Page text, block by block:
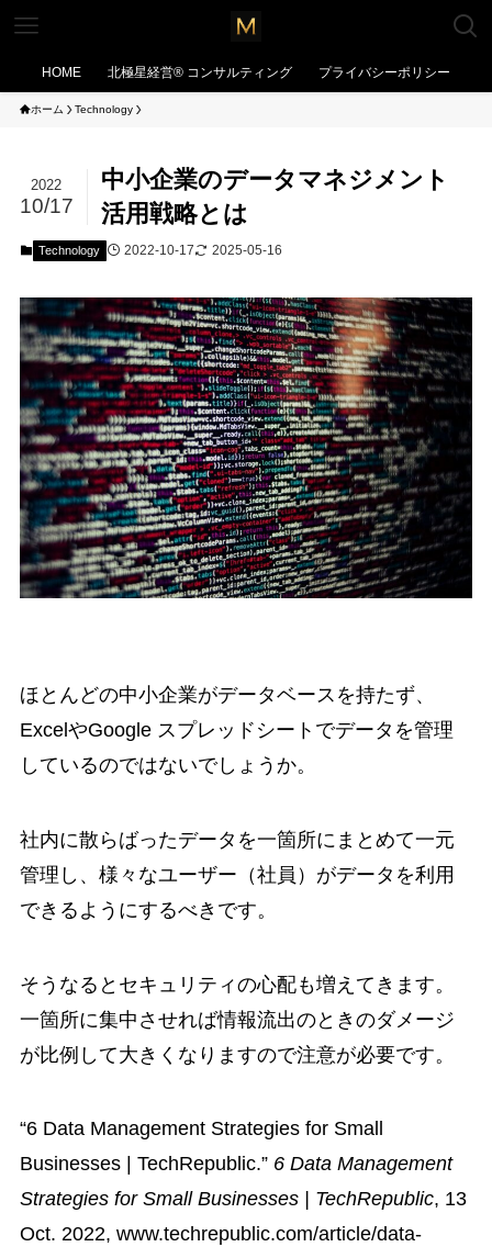
HOME 北極星経営®︎ コンサルティング プライバシーポリシー
ホーム Technology
中小企業のデータマネジメント
活用戦略とは
2022
10/17
Technology 2022-10-17 2025-05-16
ほとんどの中小企業がデータベースを持たず、
ExcelやGoogle スプレッドシートでデータを管理
しているのではないでしょうか。
社内に散らばったデータを一箇所にまとめて一元
管理し、様々なユーザー（社員）がデータを利用
できるようにするべきです。
そうなるとセキュリティの心配も増えてきます。
一箇所に集中させれば情報流出のときのダメージ
が比例して大きくなりますので注意が必要です。
“6 Data Management Strategies for Small
Businesses | TechRepublic.” 6 Data Management
Strategies for Small Businesses | TechRepublic, 13
Oct. 2022, www.techrepublic.com/article/data-